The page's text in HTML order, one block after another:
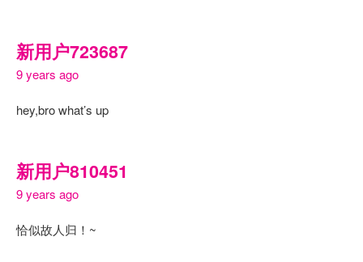
新用户723687
9 years ago
hey,bro what’s up
新用户810451
9 years ago
恰似故人归！~